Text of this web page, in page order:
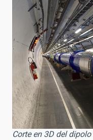
Corte en 3D del